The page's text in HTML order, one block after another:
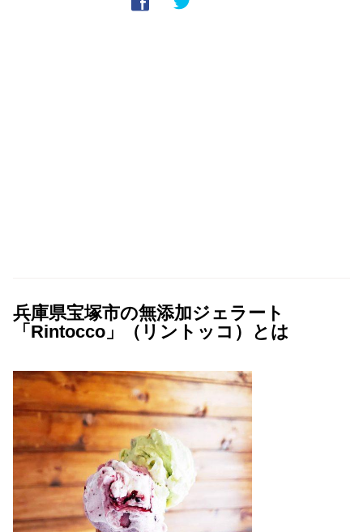
兵庫県宝塚市の無添加ジェラート
「Rintocco」（リントッコ）とは